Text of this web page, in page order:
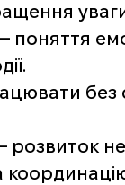
уваги
поняття
без